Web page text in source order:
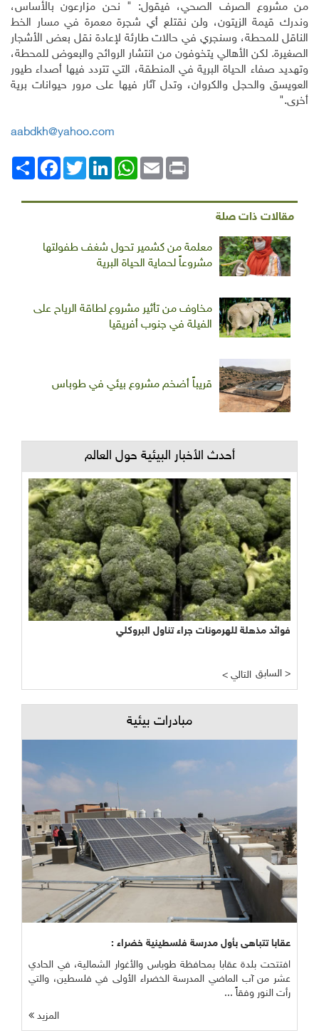
من مشروع الصرف الصحي، فيقول: " نحن مزارعون بالأساس،
وندرك قيمة الزيتون، ولن نقتلع أي شجرة معمرة في مسار الخط
الناقل للمحطة، وسنجري في حالات طارئة لإعادة نقل بعض الأشجار
الصغيرة. لكن الأهالي يتخوفون من انتشار الروائح والبعوض للمحطة،
وتهديد صفاء الحياة البرية في المنطقة، التي تتردد فيها أصداء طيور
العويسق والحجل والكروان، وتدل آثار فيها على مرور حيوانات برية
أخرى."
aabdkh@yahoo.com
انشر
FacebookTwitterLinkedIn
WhatsAppEmail Print
مقالات ذات صلة
معلمة من كشمير تحول شغف طفولتها
مشروعاً لحماية الحياة البرية
مخاوف من تأثير مشروع لطاقة الرياح على
الفيلة في جنوب أفريقيا
قريباً أضخم مشروع بيئي في طوباس
أحدث الأخبار البيئية حول العالم
فوائد مذهلة للهرمونات جراء تناول البروكلي
< التالي السابق >
مبادرات بيئية
عقابا تتباهى بأول مدرسة فلسطينية خضراء :
افتتحت بلدة عقابا بمحافظة طوباس والأغوار الشمالية، في الحادي
عشر من آب الماضي المدرسة الخضراء الأولى في فلسطين، والتي
رأت النور وفقاً ...
المزيد